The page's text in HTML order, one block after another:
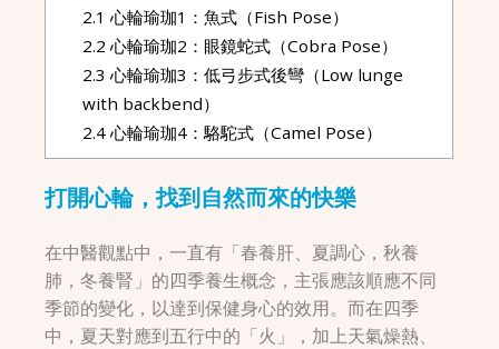
2.1 心輪瑜珈1：魚式（Fish Pose）
2.2 心輪瑜珈2：眼鏡蛇式（Cobra Pose）
2.3 心輪瑜珈3：低弓步式後彎（Low lunge
with backbend）
2.4 心輪瑜珈4：駱駝式（Camel Pose）
打開心輪，找到自然而來的快樂
在中醫觀點中，一直有「春養肝、夏調心，秋養
肺，冬養腎」的四季養生概念，主張應該順應不同
季節的變化，以達到保健身心的效用。而在四季
中，夏天對應到五行中的「火」，加上天氣燥熱、